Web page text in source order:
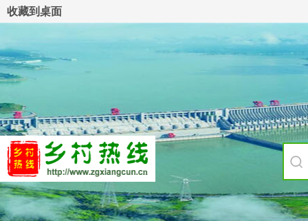
收藏到桌面